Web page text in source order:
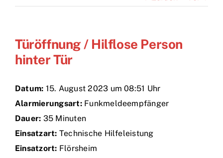
Bürgerinfo
Technik
Türöffnung / Hilflose Person
hinter Tür
Datum: 15. August 2023 um 08:51 Uhr
Alarmierungsart:Funkmeldeempfänger
Dauer: 35 Minuten
Einsatzart: Technische Hilfeleistung
Einsatzort: Flörsheim